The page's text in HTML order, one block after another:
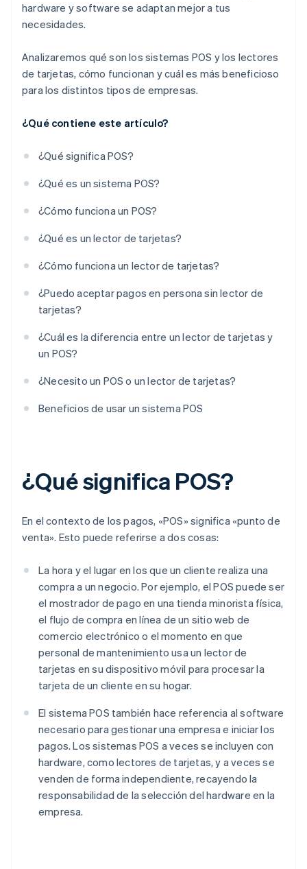
hardware y software se adaptan mejor a tus
necesidades.
Analizaremos qué son los sistemas POS y los lectores
de tarjetas, cómo funcionan y cuál es más beneficioso
para los distintos tipos de empresas.
¿Qué contiene este artículo?
¿Qué significa POS?
¿Qué es un sistema POS?
¿Cómo funciona un POS?
¿Qué es un lector de tarjetas?
¿Cómo funciona un lector de tarjetas?
¿Puedo aceptar pagos en persona sin lector de
tarjetas?
¿Cuál es la diferencia entre un lector de tarjetas y
un POS?
¿Necesito un POS o un lector de tarjetas?
Beneficios de usar un sistema POS
¿Qué significa POS?
En el contexto de los pagos, «POS» significa «punto de
venta». Esto puede referirse a dos cosas:
La hora y el lugar en los que un cliente realiza una
compra a un negocio. Por ejemplo, el POS puede ser
el mostrador de pago en una tienda minorista física,
el flujo de compra en línea de un sitio web de
comercio electrónico o el momento en que
personal de mantenimiento usa un lector de
tarjetas en su dispositivo móvil para procesar la
tarjeta de un cliente en su hogar.
El sistema POS también hace referencia al software
necesario para gestionar una empresa e iniciar los
pagos. Los sistemas POS a veces se incluyen con
hardware, como lectores de tarjetas, y a veces se
venden de forma independiente, recayendo la
responsabilidad de la selección del hardware en la
empresa.